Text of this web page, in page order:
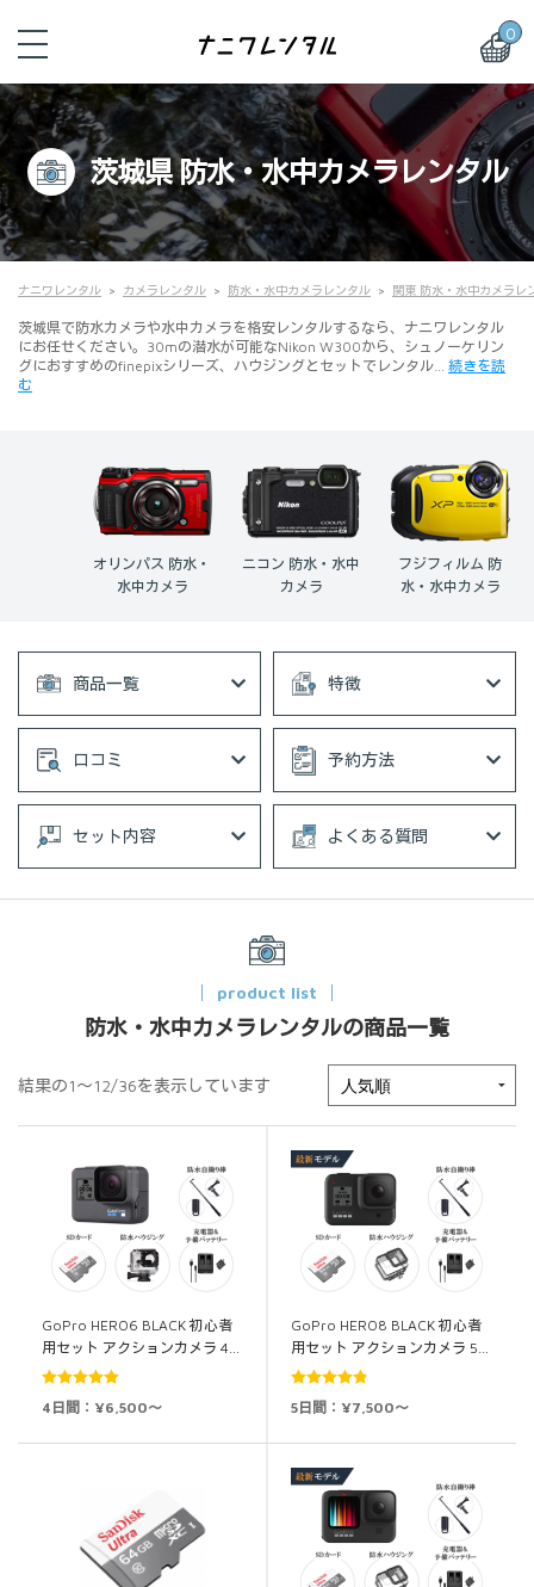
0
茨城県 防水・水中カメラレンタル
ナニワレンタル カメラレンタル 防水・水中カメラレンタル 関東 防水・水中カメラレ
茨城県で防水カメラや水中カメラを格安レンタルするなら、ナニワレンタル
にお任せください。30mの潜水が可能なNikon W300から、シュノーケリン
グにおすすめのfinepixシリーズ、ハウジングとセットでレンタル… 続きを読
む
オリンパス 防水・
水中カメラ
ニコン 防水・水中
カメラ
フジフィルム 防
水・水中カメラ
商品一覧 特徴
口コミ 予約方法
セット内容 よくある質問
product list
防水・水中カメラレンタルの商品一覧
結果の1～12/36を表示しています
GoPro HERO6 BLACK 初心者
用セット アクションカメラ 4…
5段階中
4日間：¥6,500～
GoPro HERO8 BLACK 初心者
用セット アクションカメラ 5…
5段階中
5日間：¥7,500～